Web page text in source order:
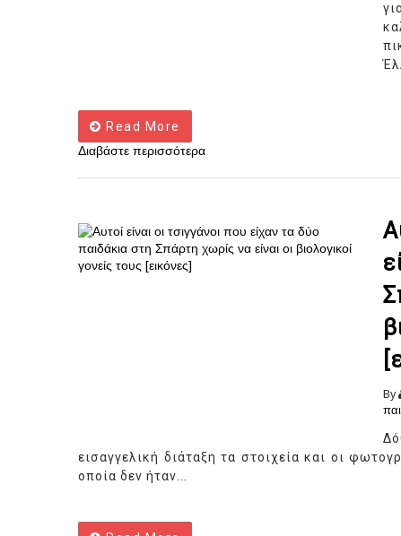
Read More
Διαβάστε περισσότερα
By
εισαγγελική διάταξη τα στοιχεία και οι
οποία δεν ήταν...